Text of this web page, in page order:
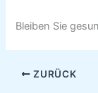
Bleiben Sie
ZURÜCK